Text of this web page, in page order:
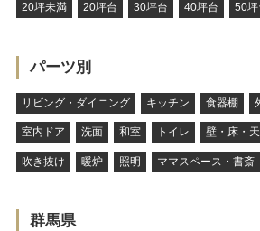
20坪未満 20坪台 30坪台 40坪台 50坪
パーツ別
リビング・ダイニング キッチン 食器棚
室内ドア 洗面 和室 トイレ 壁・床・
吹き抜け 暖炉 照明 ママスペース・書斎
群馬県